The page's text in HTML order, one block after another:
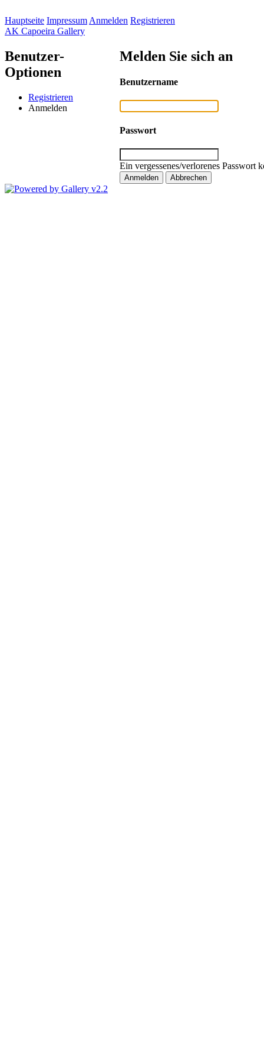
Hauptseite Impressum Anmelden Registrieren
AK Capoeira Gallery
Benutzer-
Optionen
Registrieren
Anmelden
Melden Sie sich an
Benutzername
Passwort
Ein vergessenes/verlorenes Passwort